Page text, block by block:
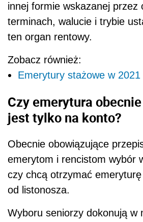
innej formie wskazanej przez
terminach, walucie i trybie
ten organ rentowy.
Zobacz również:
Emerytury stażowe w 2021
Czy emerytura
jest tylko na konto?
Obecnie obowiązujące
emerytom i rencistom wybór
czy chcą otrzymać
od listonosza.
Wyboru seniorzy dokonują w